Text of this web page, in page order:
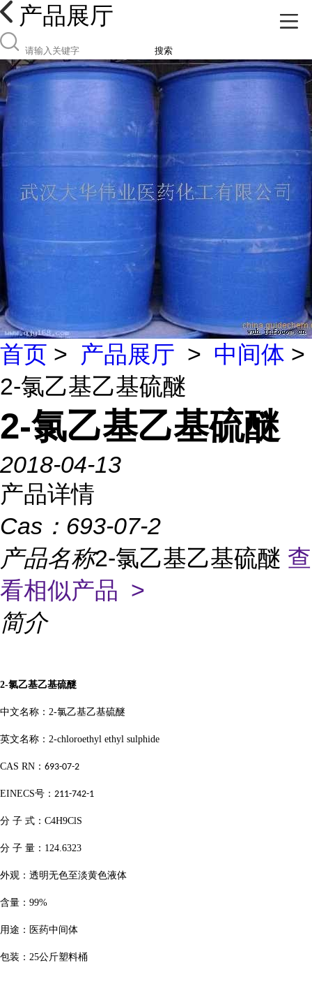
产品展厅
搜索
首页 > 产品展厅 > 中间体 >
2-氯乙基乙基硫醚
2-氯乙基乙基硫醚
2018-04-13
产品详情
Cas： 693-07-2
产品名称2-氯乙基乙基硫醚 查
看相似产品 >
简介
2-氯乙基乙基硫醚
中文名称： 2-氯乙基乙基硫醚
英文名称： 2-chloroethyl ethyl sulphide
CAS RN ： 693-07-2
EINECS号： 211-742-1
分 子 式： C4H9ClS
分 子 量： 124.6323
外观：透明无色至淡黄色液体
含量： 99%
用途：医药中间体
包装： 25公斤塑料桶